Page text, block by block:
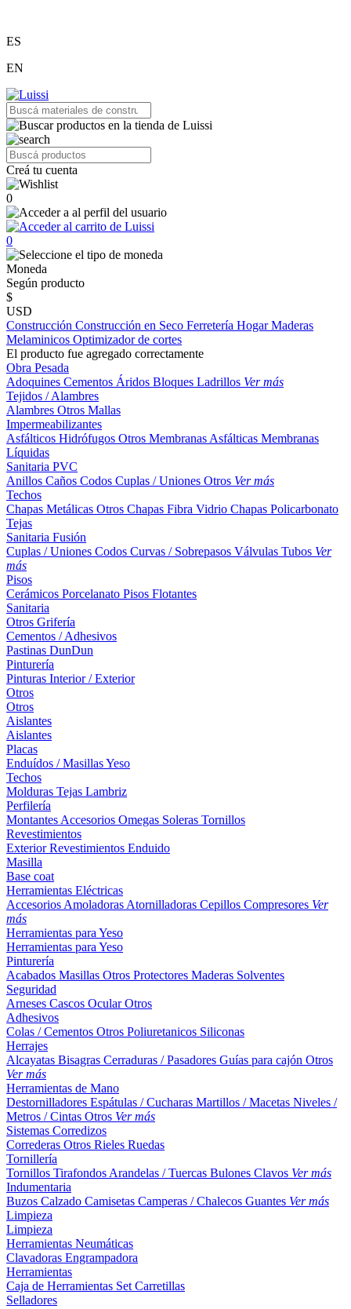
ES
EN
Creá tu cuenta
0
0
Moneda
Según producto
$
USD
Construcción Construcción en Seco Ferretería HogarMaderas
Melaminicos Optimizador de cortes
El producto fue agregado correctamente
Obra Pesada
Adoquines Cementos Áridos Bloques Ladrillos Ver más
Tejidos / Alambres
Alambres Otros Mallas
Impermeabilizantes
Asfálticos Hidrófugos Otros Membranas Asfálticas Membranas
Líquidas
Sanitaria PVC
Anillos Caños Codos Cuplas / Uniones Otros Ver más
Techos
Chapas Metálicas Otros Chapas Fibra Vidrio Chapas Policarbonato
Tejas
Sanitaria Fusión
Cuplas / Uniones Codos Curvas / Sobrepasos Válvulas Tubos Ver
más
Pisos
Cerámicos Porcelanato Pisos Flotantes
Sanitaria
Otros Grifería
Cementos / Adhesivos
Pastinas DunDun
Pinturería
Pinturas Interior / Exterior
Otros
Otros
Aislantes
Aislantes
Placas
Enduídos / MasillasYeso
Techos
Molduras Tejas Lambriz
Perfilería
Montantes Accesorios Omegas Soleras Tornillos
Revestimientos
ExteriorRevestimientos Enduido
Masilla
Base coat
Herramientas Eléctricas
Accesorios Amoladoras Atornilladoras Cepillos Compresores Ver
más
Herramientas para Yeso
Herramientas para Yeso
Pinturería
Acabados Masillas Otros Protectores Maderas Solventes
Seguridad
Arneses Cascos OcularOtros
Adhesivos
Colas / Cementos Otros Poliuretanicos Siliconas
Herrajes
Alcayatas Bisagras Cerraduras / Pasadores Guías para cajón Otros
Ver más
Herramientas de Mano
Destornilladores Espátulas / Cucharas Martillos / Macetas Niveles /
Metros / Cintas Otros Ver más
Sistemas Corredizos
Correderas Otros Rieles Ruedas
Tornillería
Tornillos Tirafondos Arandelas / Tuercas Bulones Clavos Ver más
Indumentaria
Buzos Calzado Camisetas Camperas / Chalecos Guantes Ver más
Limpieza
Limpieza
Herramientas Neumáticas
Clavadoras Engrampadora
Herramientas
Caja de Herramientas Set Carretillas
Selladores